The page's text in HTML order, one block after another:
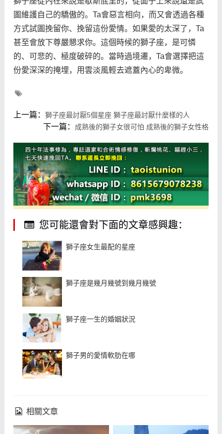
圖維護自己的驕傲的。Ta會惡言相向，而又會透過各種
方式試圖挽留你、挽留這份愛情。如果愛的太深了，Ta
甚至會放下尊嚴懇求你。這個時候的獅子座，是可憐
的、可悲的、極度破碎的。當時過境遷，Ta會選擇把這
份愛深深的掩埋，用雲淡風輕去遮蓋內心的卑微。
上一篇： 獅子座最討厭5個星座 獅子座最討厭什麼樣的人
下一篇： 成熟後的獅子女很可怕 成熟後的獅子女性格
您可能還會對下面的文章感興趣：
獅子座女生最配的星座
獅子座是幾月幾號到幾月幾號
獅子座一生的婚姻狀況
獅子男的愛情軟肋在哪
相關文章